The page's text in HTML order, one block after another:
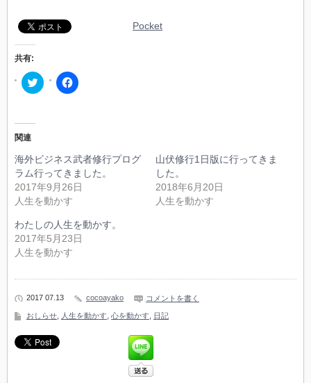
Pocket
共有:
ク
リ
共
有
(新
し
い
ウ
ィ
ド
ウ
で
開
き
す)
Facebook
で
ク
リ
ッ
ク
し
さ
い
(新
ィ
ド
で
関連
海外ビジネス武者修行プログ
ラム行ってきました。
2017年9月26日
人生を動かす
山伏修行1日版に行ってきま
した。
2018年6月20日
人生を動かす
わたしの人生を動かす。
2017年5月23日
人生を動かす
2017 07.13 cocoayako コメントを書く
おしらせ 人生を動かす 心を動かす 日記